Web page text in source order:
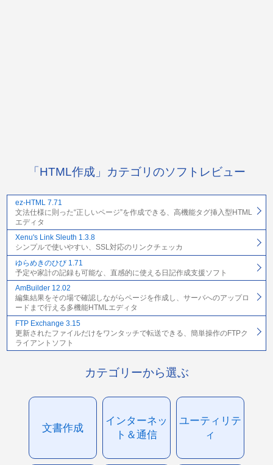
「HTML作成」カテゴリのソフトレビュー
ez-HTML 7.71
文法仕様に則った“正しいページ”を作成できる、高機能タグ挿入型HTML
エディタ
Xenu's Link Sleuth 1.3.8
シンプルで使いやすい、SSL対応のリンクチェッカ
ゆらめきのひび 1.71
予定や家計の記録も可能な、直感的に使える日記作成支援ソフト
AmBuilder 12.02
編集結果をその場で確認しながらページを作成し、サーバへのアップロ
ードまで行える多機能HTMLエディタ
FTP Exchange 3.15
更新されたファイルだけをワンタッチで転送できる、簡単操作のFTPク
ライアントソフト
カテゴリーから選ぶ
文書作成
インターネッ
ト＆通信
ユーティリテ
ィ